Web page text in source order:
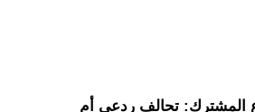
المشترك: تحالف ردعي أم